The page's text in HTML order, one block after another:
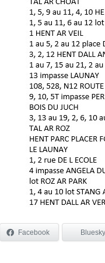
Facebook Bluesky